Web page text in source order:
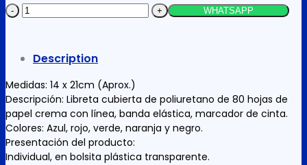
NOTEBOOK
WHATSAPP
Description
Medidas: 14 x 21cm (Aprox.)
Descripción: Libreta cubierta de poliuretano de 80 hojas de
papel crema con línea, banda elástica, marcador de cinta.
Colores: Azul, rojo, verde, naranja y negro.
Presentación del producto:
Individual, en bolsita plástica transparente.